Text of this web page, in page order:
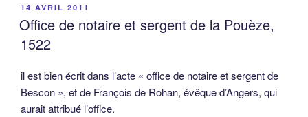
PUBLIÉ
LE
14 AVRIL 2011
Office de notaire et sergent de la Pouèze,
1522
il est bien écrit dans l’acte « office de notaire et sergent de
Bescon », et de François de Rohan, évêque d’Angers, qui
aurait attribué l’office.